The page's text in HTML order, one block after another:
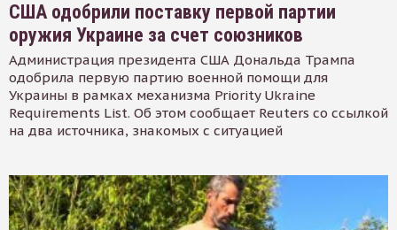
США одобрили поставку первой партии
оружия Украине за счет союзников
Администрация президента США Дональда Трампа
одобрила первую партию военной помощи для
Украины в рамках механизма Priority Ukraine
Requirements List. Об этом сообщает Reuters со ссылкой
на два источника, знакомых с ситуацией